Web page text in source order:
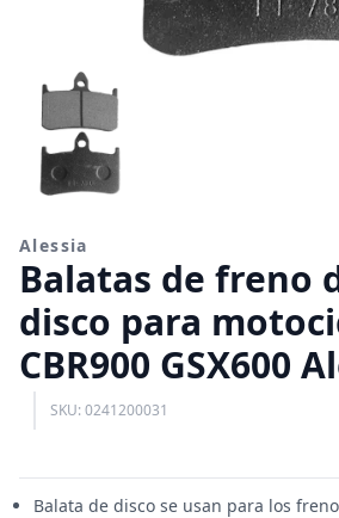
Alessia
Balatas de freno
disco para
CBR900 GSX600
SKU: 0241200031
Balata de disco se usan para los